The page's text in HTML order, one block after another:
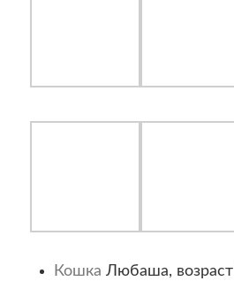
Кошка Любаша, возраст